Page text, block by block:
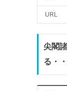
URL
尖閣
る・